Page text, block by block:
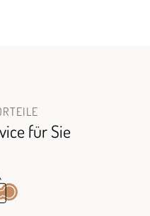
für Sie